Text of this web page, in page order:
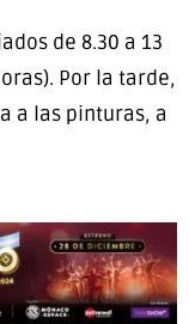
de 8.30 a 13
Por la tarde,
a las pinturas, a